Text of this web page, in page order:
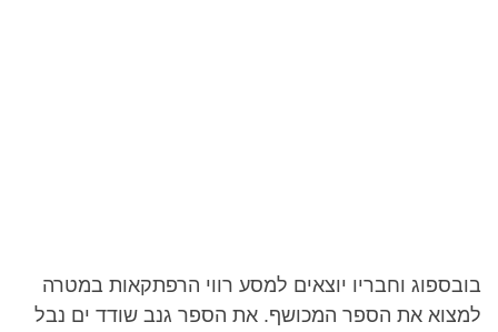
בובספוג וחבריו יוצאים למסע רווי הרפתקאות במטרה
למצוא את הספר המכושף. את הספר גנב שודד ים נבל